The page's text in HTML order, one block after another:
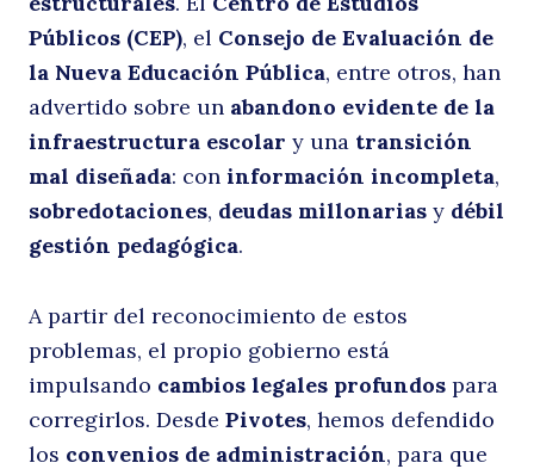
Públicos (CEP), el Consejo de Evaluación de
la Nueva Educación Pública, entre otros, han
advertido sobre un abandono evidente de la
infraestructura escolar y una transición
mal diseñada: con información incompleta,
sobredotaciones, deudas millonarias y débil
gestión pedagógica.
A partir del reconocimiento de estos
problemas, el propio gobierno está
impulsando cambios legales profundos para
corregirlos. Desde Pivotes, hemos defendido
los convenios de administración, para que